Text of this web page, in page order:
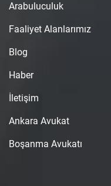
Arabuluculuk
Faaliyet Alanlarımız
Blog
Haber
İletişim
Ankara Avukat
Boşanma Avukatı